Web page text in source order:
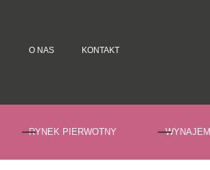
O NAS
KONTAKT
RYNEK PIERWOTNY WYNAJEM